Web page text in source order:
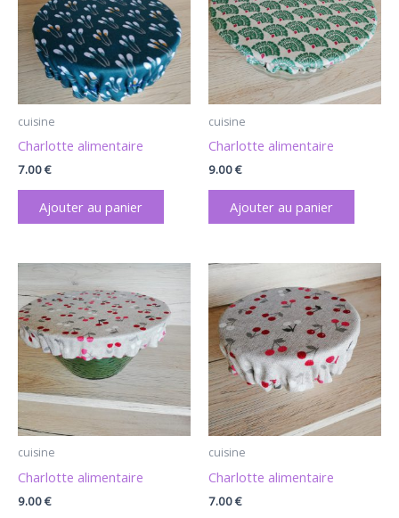
cuisine
Charlotte alimentaire
7.00€
Ajouter au panier
cuisine
Charlotte alimentaire
9.00€
Ajouter au panier
cuisine
Charlotte alimentaire
9.00€
cuisine
Charlotte alimentaire
7.00€